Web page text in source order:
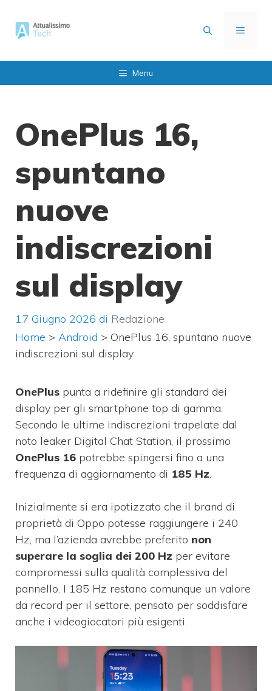
contenuto
MENU
Menu
OnePlus 16,
spuntano
nuove
indiscrezioni
sul display
17 Giugno 2026 di Redazione
Home > Android > OnePlus 16, spuntano nuove
indiscrezioni sul display
OnePlus punta a ridefinire gli standard dei
display per gli smartphone top di gamma.
Secondo le ultime indiscrezioni trapelate dal
noto leaker Digital Chat Station, il prossimo
OnePlus 16 potrebbe spingersi fino a una
frequenza di aggiornamento di 185 Hz.
Inizialmente si era ipotizzato che il brand di
proprietà di Oppo potesse raggiungere i 240
Hz, ma l’azienda avrebbe preferito non
superare la soglia dei 200 Hz per evitare
compromessi sulla qualità complessiva del
pannello. I 185 Hz restano comunque un valore
da record per il settore, pensato per soddisfare
anche i videogiocatori più esigenti.